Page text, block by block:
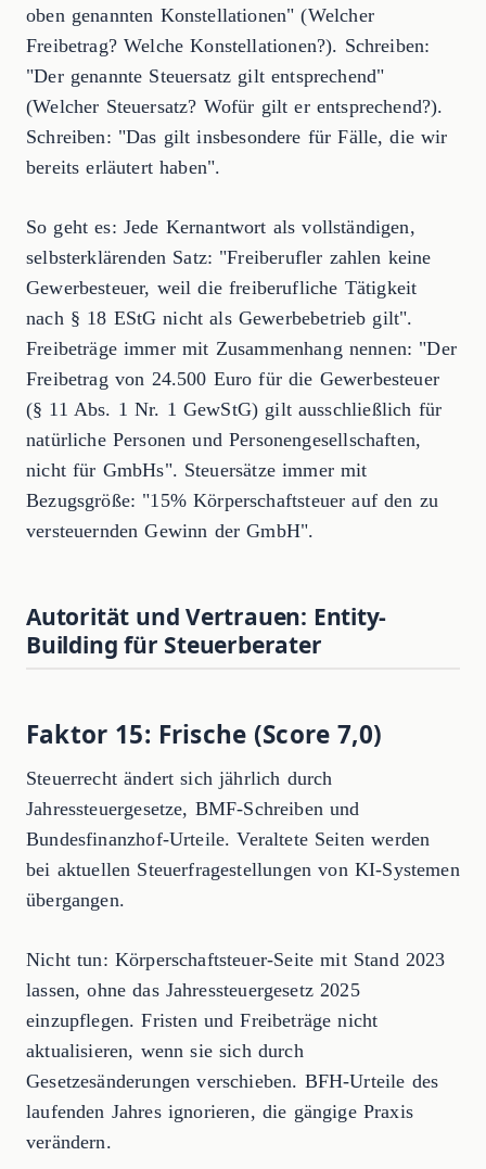
oben genannten Konstellationen" (Welcher
Freibetrag? Welche Konstellationen?). Schreiben:
"Der genannte Steuersatz gilt entsprechend"
(Welcher Steuersatz? Wofür gilt er entsprechend?).
Schreiben: "Das gilt insbesondere für Fälle, die wir
bereits erläutert haben".
So geht es: Jede Kernantwort als vollständigen,
selbsterklärenden Satz: "Freiberufler zahlen keine
Gewerbesteuer, weil die freiberufliche Tätigkeit
nach § 18 EStG nicht als Gewerbebetrieb gilt".
Freibeträge immer mit Zusammenhang nennen: "Der
Freibetrag von 24.500 Euro für die Gewerbesteuer
(§ 11 Abs. 1 Nr. 1 GewStG) gilt ausschließlich für
natürliche Personen und Personengesellschaften,
nicht für GmbHs". Steuersätze immer mit
Bezugsgröße: "15% Körperschaftsteuer auf den zu
versteuernden Gewinn der GmbH".
Autorität und Vertrauen: Entity-
Building für Steuerberater
Faktor 15: Frische (Score 7,0)
Steuerrecht ändert sich jährlich durch
Jahressteuergesetze, BMF-Schreiben und
Bundesfinanzhof-Urteile. Veraltete Seiten werden
bei aktuellen Steuerfragestellungen von KI-Systemen
übergangen.
Nicht tun: Körperschaftsteuer-Seite mit Stand 2023
lassen, ohne das Jahressteuergesetz 2025
einzupflegen. Fristen und Freibeträge nicht
aktualisieren, wenn sie sich durch
Gesetzesänderungen verschieben. BFH-Urteile des
laufenden Jahres ignorieren, die gängige Praxis
verändern.